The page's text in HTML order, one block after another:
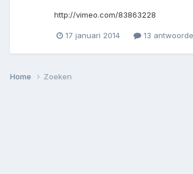
http://vimeo.com/83863228
17 januari 2014 13
Home Zoeken